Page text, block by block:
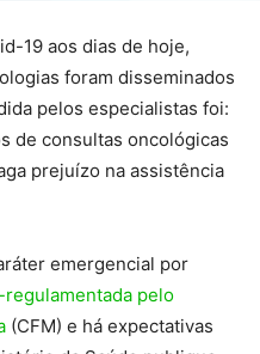
19 aos dias de hoje,
foram disseminados
pelos especialistas foi:
de consultas oncológicas
prejuízo na assistência
emergencial por
pelo
(CFM) e há expectativas